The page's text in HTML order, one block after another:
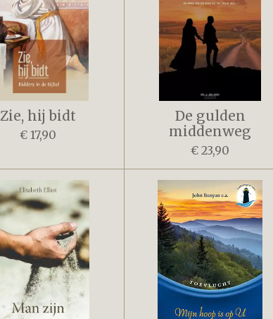
Zie, hij bidt
€ 17,90
De gulden
middenweg
€ 23,90